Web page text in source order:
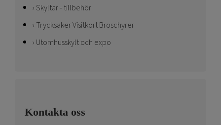
Skyltar - tillbehör
Trycksaker Visitkort Broschyrer
Utomhusskylt och expo
Kontakta oss